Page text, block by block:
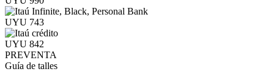
UYU 743
UYU 842
PREVENTA
Guía de talles